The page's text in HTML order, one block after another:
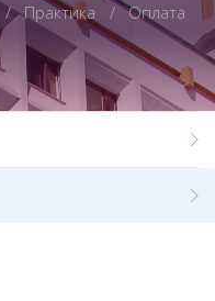
Практика
Оплата